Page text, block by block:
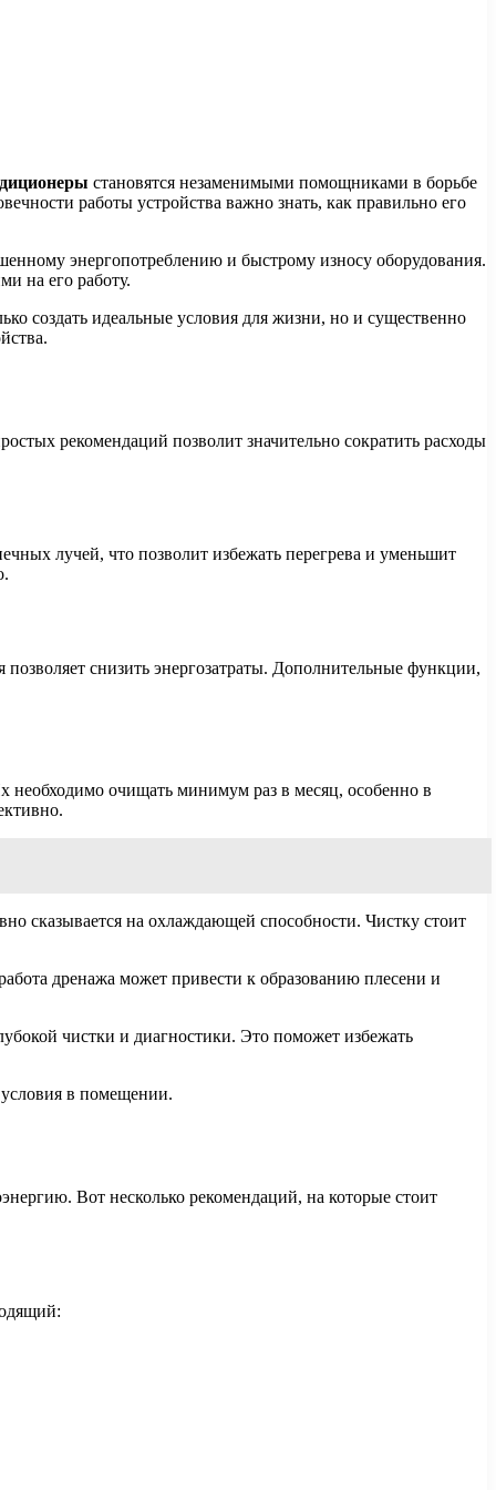
становятся незаменимыми помощниками в борьбе
работы устройства важно знать, как правильно его
энергопотреблению и быстрому износу оборудования.
на его работу.
создать идеальные условия для жизни, но и существенно
рекомендаций позволит значительно сократить расходы
лучей, что позволит избежать перегрева и уменьшит
позволяет снизить энергозатраты. Дополнительные функции,
необходимо очищать минимум раз в месяц, особенно в
сказывается на охлаждающей способности. Чистку стоит
дренажа может привести к образованию плесени и
чистки и диагностики. Это поможет избежать
в помещении.
Вот несколько рекомендаций, на которые стоит